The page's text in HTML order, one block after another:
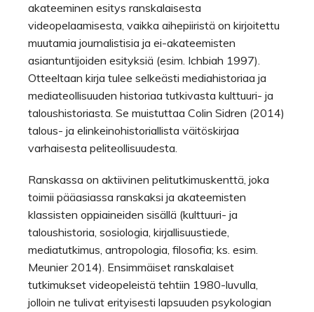
akateeminen esitys ranskalaisesta
videopelaamisesta, vaikka aihepiiristä on kirjoitettu
muutamia journalistisia ja ei-akateemisten
asiantuntijoiden esityksiä (esim. Ichbiah 1997).
Otteeltaan kirja tulee selkeästi mediahistoriaa ja
mediateollisuuden historiaa tutkivasta kulttuuri- ja
taloushistoriasta. Se muistuttaa Colin Sidren (2014)
talous- ja elinkeinohistoriallista väitöskirjaa
varhaisesta peliteollisuudesta.
Ranskassa on aktiivinen pelitutkimuskenttä, joka
toimii pääasiassa ranskaksi ja akateemisten
klassisten oppiaineiden sisällä (kulttuuri- ja
taloushistoria, sosiologia, kirjallisuustiede,
mediatutkimus, antropologia, filosofia; ks. esim.
Meunier 2014). Ensimmäiset ranskalaiset
tutkimukset videopeleistä tehtiin 1980-luvulla,
jolloin ne tulivat erityisesti lapsuuden psykologian